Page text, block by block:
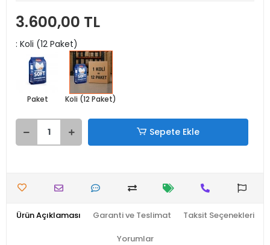
3.600,00 TL
: Koli (12 Paket)
Paket Koli (12 Paket)
Sepete Ekle
Ürün Açıklaması Garanti ve Teslimat Taksit Seçenekleri
Yorumlar